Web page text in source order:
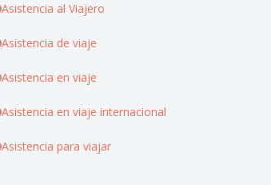
Asistencia al Viajero
Asistencia de viaje
Asistencia en viaje
Asistencia en viaje internacional
Asistencia para viajar